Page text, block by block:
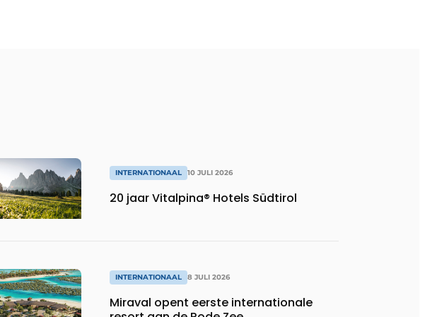
INTERNATIONAAL 10 JULI 2026
20 jaar Vitalpina® Hotels Südtirol
INTERNATIONAAL 8 JULI 2026
Miraval opent eerste internationale